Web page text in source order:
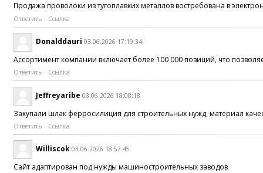
Продажа проволоки из тугоплавких металлов востребована в
Ответить Ссылка
Donalddauri 03.06.2026 17:19:34
Ассортимент компании включает более 100 000 позиций, что
Ответить Ссылка
Jeffreyaribe 03.06.2026 18:08:18
Закупали шлак ферросилиция для строительных нужд, материал
Ответить Ссылка
Williscok 03.06.2026 18:57:45
Сайт адаптирован под нужды машиностроительных заводов